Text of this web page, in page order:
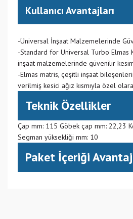
Kullanıcı Avantajları
-Üniversal İnşaat Malzemelerinde
-Standard for Universal Turbo Elmas
inşaat malzemelerinde güvenilir
-Elmas matris, çeşitli inşaat
verilmiş kesici ağız kısmıyla özel
Teknik Özellikler
Çap mm: 115 Göbek çap mm: 22,23
Segman yüksekliği mm: 10
Paket İçeriği